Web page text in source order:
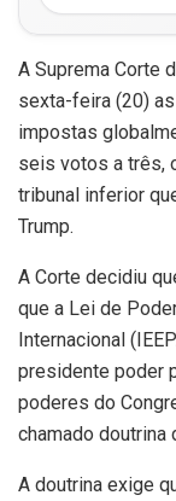
A Suprema Corte
sexta-feira (20)
impostas
seis votos a três,
tribunal inferior
Trump.
A Corte decidiu
que a Lei de
Internacional
presidente poder
poderes do
chamado
A doutrina exige